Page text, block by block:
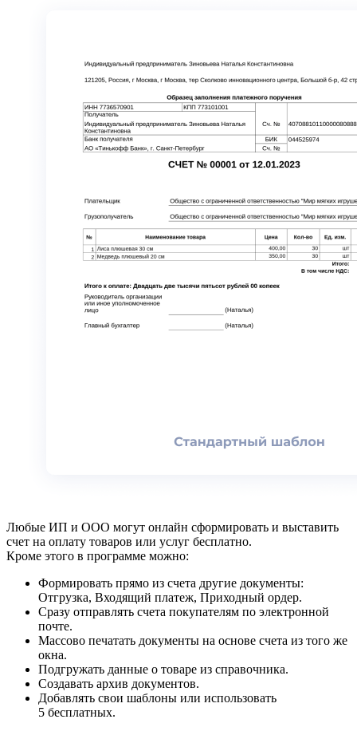
Любые ИП и ООО могут онлайн сформировать и выставить
счет на оплату товаров или услуг бесплатно.
Кроме этого в программе можно:
Формировать прямо из счета другие документы:
Отгрузка, Входящий платеж, Приходный ордер.
Сразу отправлять счета покупателям по электронной
почте.
Массово печатать документы на основе счета из того же
окна.
Подгружать данные о товаре из справочника.
Создавать архив документов.
Добавлять свои шаблоны или использовать
5 бесплатных.